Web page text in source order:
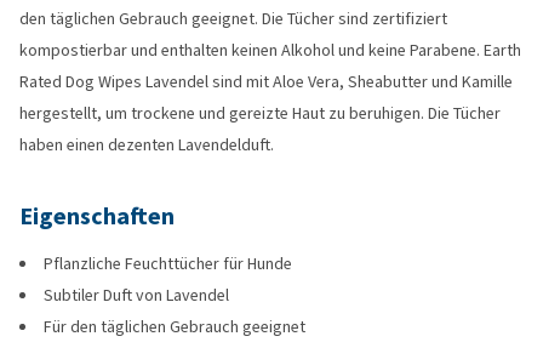
den täglichen Gebrauch geeignet. Die Tücher sind zertifiziert
kompostierbar und enthalten keinen Alkohol und keine Parabene. Earth
Rated Dog Wipes Lavendel sind mit Aloe Vera, Sheabutter und Kamille
hergestellt, um trockene und gereizte Haut zu beruhigen. Die Tücher
haben einen dezenten Lavendelduft.
Eigenschaften
Pflanzliche Feuchttücher für Hunde
Subtiler Duft von Lavendel
Für den täglichen Gebrauch geeignet